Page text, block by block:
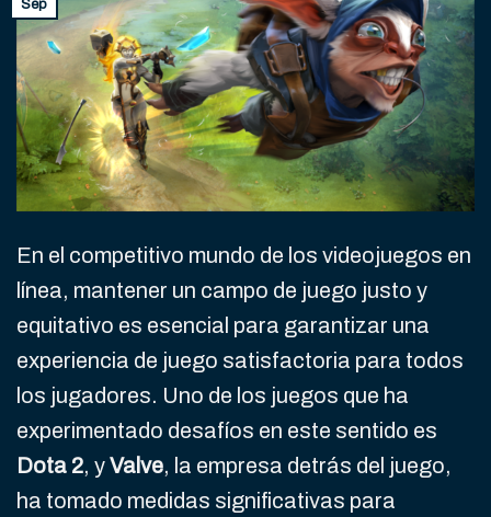
Sep
En el competitivo mundo de los videojuegos en
línea, mantener un campo de juego justo y
equitativo es esencial para garantizar una
experiencia de juego satisfactoria para todos
los jugadores. Uno de los juegos que ha
experimentado desafíos en este sentido es
Dota 2, yValve, la empresa detrás del juego,
ha tomado medidas significativas para